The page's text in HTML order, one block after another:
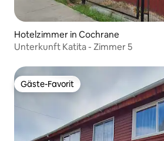
Hotelzimmer in Cochrane
Unterkunft Katita - Zimmer 5
Gäste-Favorit
Gäste-Favorit